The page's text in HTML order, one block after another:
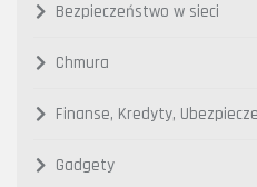
Bezpieczeństwo w sieci
Chmura
Finanse, Kredyty,
Gadgety